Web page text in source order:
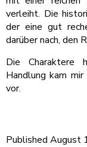
verleiht. Die
der eine gut
darüber nach, den
Die Charaktere
Handlung kam
vor.
Published August